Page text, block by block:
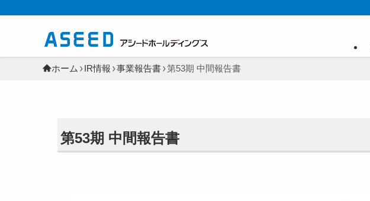
ホーム IR情報 事業報告書 第53期 中間報告書
第53期 中間報告書